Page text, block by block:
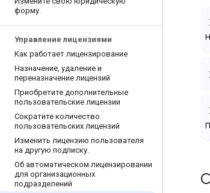
форму.
Управление лицензиями
Как работает лицензирование
Назначение, удаление и
переназначение лицензий
Приобретите дополнительные
пользовательские лицензии
Сократите количество
пользовательских лицензий
Изменить лицензию пользователя
на другую подписку.
Об автоматическом лицензировании
для организационных
подразделений